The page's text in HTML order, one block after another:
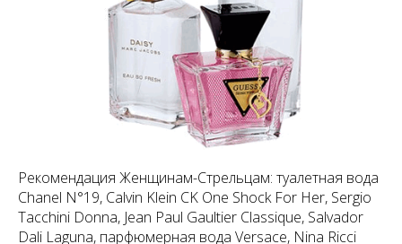
Рекомендация Женщинам-Стрельцам: туалетная вода
Chanel N°19, Calvin Klein CK One Shock For Her, Sergio
Tacchini Donna, Jean Paul Gaultier Classique, Salvador
Dali Laguna, парфюмерная вода Versace, Nina Ricci